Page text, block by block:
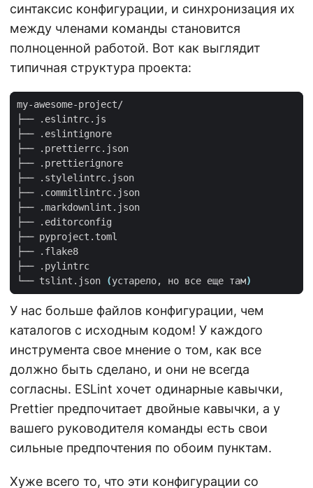
синтаксис конфигурации, и синхронизация их
между членами команды становится
полноценной работой. Вот как выглядит
типичная структура проекта:
└── tslint.json
(устарело, но все еще там)
У нас больше файлов конфигурации, чем
каталогов с исходным кодом! У каждого
инструмента свое мнение о том, как все
должно быть сделано, и они не всегда
согласны. ESLint хочет одинарные кавычки,
Prettier предпочитает двойные кавычки, а у
вашего руководителя команды есть свои
сильные предпочтения по обоим пунктам.
Хуже всего то, что эти конфигурации со